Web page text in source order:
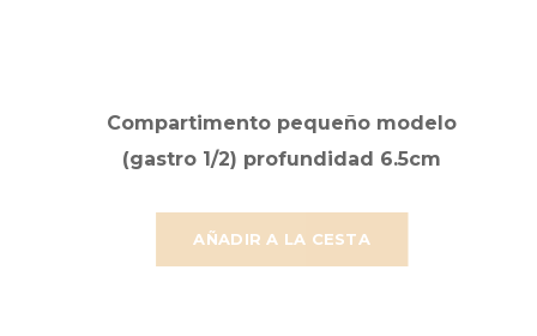
AÑADIR A LA CESTA
Compartimento pequeño modelo
(gastro 1/2) profundidad 6.5cm